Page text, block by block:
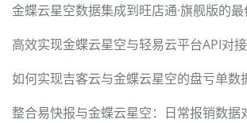
金蝶云星空数据集成到旺店通·旗舰版的
高效实现金蝶云星空与轻易云平台API对接
如何实现吉客云与金蝶云星空的盘亏单数
整合易快报与金蝶云星空：日常报销数据